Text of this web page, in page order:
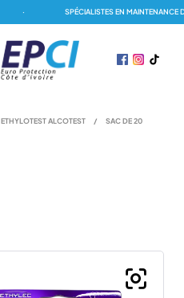
SPÉCIALISTES EN MAINTENANCE
ETHYLOTEST ALCOTEST / SAC DE 20